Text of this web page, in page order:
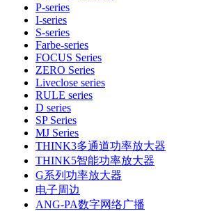
P-series
I-series
S-series
Farbe-series
FOCUS Series
ZERO Series
Liveclose series
RULE series
D series
SP Series
MJ Series
THINK3多通道功率放大器
THINK5智能功率放大器
G系列功率放大器
电子周边
ANG-PA数字网络广播